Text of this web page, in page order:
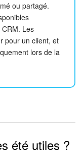
ou partagé.
Les
pour un client, et
lors de la
été utiles ?